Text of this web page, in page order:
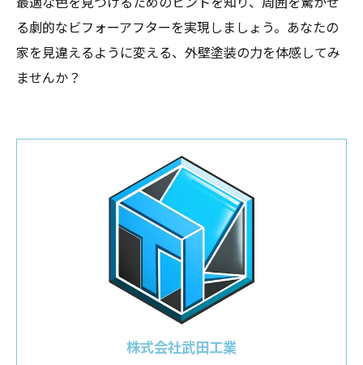
る劇的なビフォーアフターを実現しましょう。あなたの
家を見違えるように変える、外壁塗装の力を体感してみ
ませんか？
株式会社武田工業